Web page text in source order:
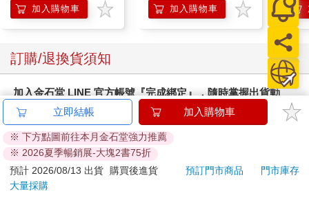
加入購物車
另有多瓶組優惠賣場
加入購物車
訂購/退換貨須知
加入金石堂 LINE 官方帳號『完成綁定』，隨時掌握出貨動
態：
立即結帳 加入購物車
※ 下方點圖前往本月金石堂強力推薦
※ 2026夏季暢銷展-大塊2書75折
預計 2026/08/13 出貨
購買後進貨 預訂門市商品
門市庫存
大量採購